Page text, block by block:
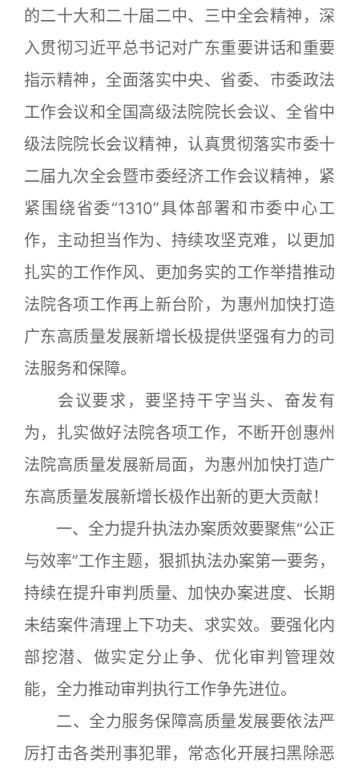
的二十大和二十届二中、三中全会精神，深
入贯彻习近平总书记对广东重要讲话和重要
指示精神，全面落实中央、省委、市委政法
工作会议和全国高级法院院长会议、全省中
级法院院长会议精神，认真贯彻落实市委十
二届九次全会暨市委经济工作会议精神，紧
紧围绕省委“1310”具体部署和市委中心工
作，主动担当作为、持续攻坚克难，以更加
扎实的工作作风、更加务实的工作举措推动
法院各项工作再上新台阶，为惠州加快打造
广东高质量发展新增长极提供坚强有力的司
法服务和保障。
会议要求，要坚持干字当头、奋发有
为，扎实做好法院各项工作，不断开创惠州
法院高质量发展新局面，为惠州加快打造广
东高质量发展新增长极作出新的更大贡献！
一、全力提升执法办案质效要聚焦“公正
与效率”工作主题，狠抓执法办案第一要务，
持续在提升审判质量、加快办案进度、长期
未结案件清理上下功夫、求实效。要强化内
部挖潜、做实定分止争、优化审判管理效
能，全力推动审判执行工作争先进位。
二、全力服务保障高质量发展要依法严
厉打击各类刑事犯罪，常态化开展扫黑除恶